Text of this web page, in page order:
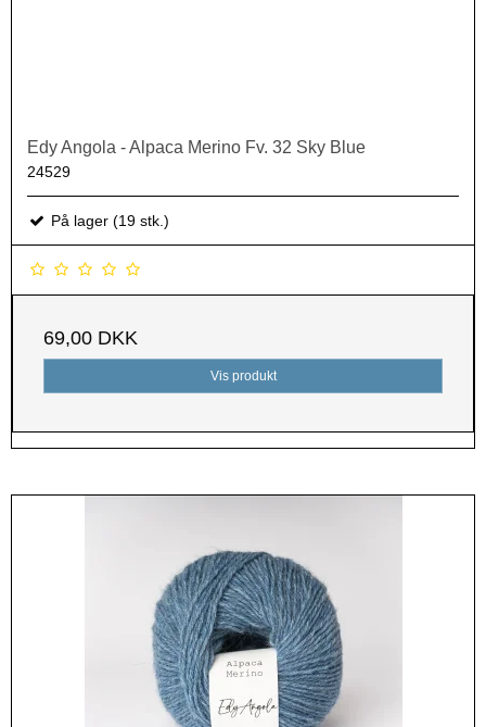
Edy Angola - Alpaca Merino Fv. 32 Sky Blue
24529
På lager (19 stk.)
69,00 DKK
Vis produkt